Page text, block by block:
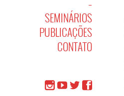
–
SEMINÁRIOS
PUBLICAÇÕES
CONTATO